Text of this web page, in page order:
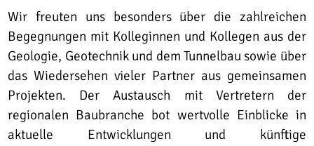
Wir freuten uns besonders über die zahlreichen
Begegnungen mit Kolleginnen und Kollegen aus der
Geologie, Geotechnik und dem Tunnelbau sowie über
das Wiedersehen vieler Partner aus gemeinsamen
Projekten. Der Austausch mit Vertretern der
regionalen Baubranche bot wertvolle Einblicke in
aktuelle Entwicklungen und künftige